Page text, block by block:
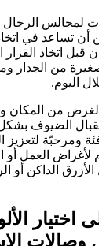
لمجالس
تساعد في اتخاذ
قبل اتخاذ القرار
من الجدار
اليوم.
من المكان
الضيوف
ومرحبّة لتعزيز
العمل أو
الأزرق الداكن أو
اختيار
وصالات